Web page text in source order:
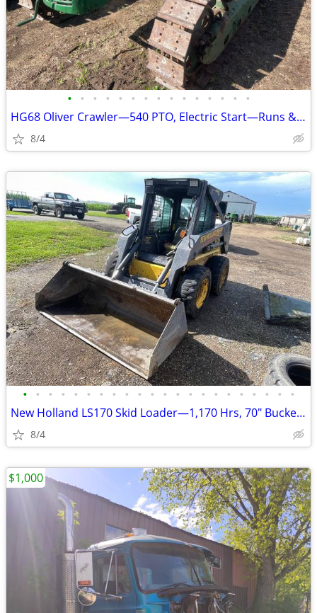
• • • • • • • • • • • • • • •
HG68 Oliver Crawler—540 PTO, Electric Start—Runs & Drives—Bid!
8/4
• • • • • • • • • • • • • • • • • • • • • •
New Holland LS170 Skid Loader—1,170 Hrs, 70" Bucket, Turbo—Bid!
8/4
$1,000